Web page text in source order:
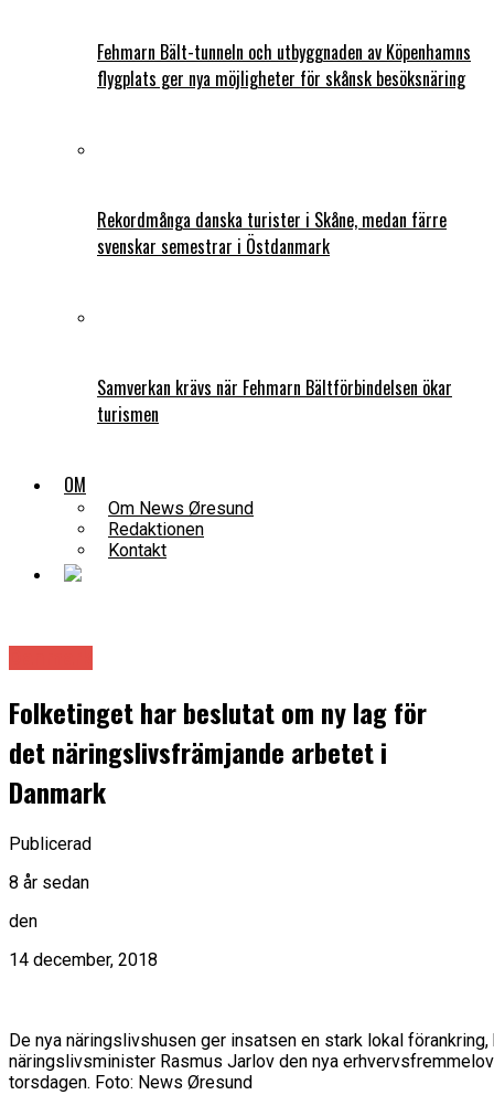
Fehmarn Bält-tunneln och utbyggnaden av Köpenhamns
flygplats ger nya möjligheter för skånsk besöksnäring
Rekordmånga danska turister i Skåne, medan färre
svenskar semestrar i Östdanmark
Samverkan krävs när Fehmarn Bältförbindelsen ökar
turismen
OM
Om News Øresund
Redaktionen
Kontakt
Folketinget har beslutat om ny lag för
det näringslivsfrämjande arbetet i
Danmark
Publicerad
8 år sedan
den
14 december, 2018
De nya näringslivshusen ger insatsen en stark lokal
näringslivsminister Rasmus Jarlov den nya
torsdagen. Foto: News Øresund